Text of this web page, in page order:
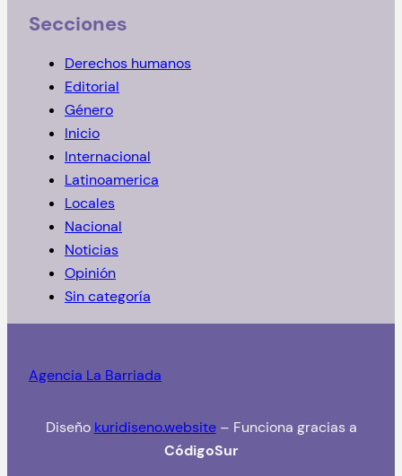
s
Secciones
Derechos humanos
Editorial
Género
Inicio
Internacional
Latinoamerica
Locales
Nacional
Noticias
Opinión
Sin categoría
Agencia La Barriada
Diseño kuridiseno.website– Funciona gracias a
CódigoSur